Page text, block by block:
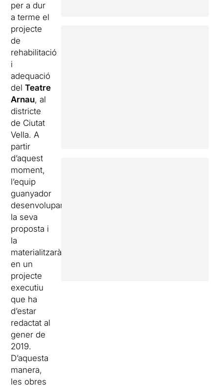
per a dur
a terme el
projecte
de
rehabilitació
i
adequació
delTeatre
Arnau, al
districte
de Ciutat
Vella. A
partir
d’aquest
moment,
l’equip
guanyador
desenvoluparà
la seva
proposta i
la
materialitzarà
en un
projecte
executiu
que ha
d’estar
redactat al
gener de
2019.
D’aquesta
manera,
les obres